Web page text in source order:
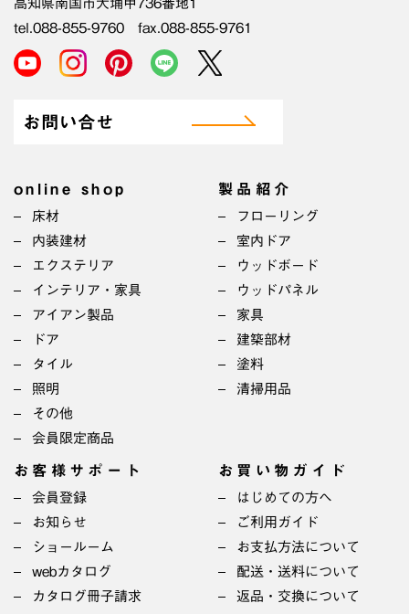
高知県南国市大埇甲736番地1
tel.088-855-9760 fax.088-855-9761
お問い合せ
online shop
床材
内装建材
エクステリア
インテリア・家具
アイアン製品
ドア
タイル
照明
その他
会員限定商品
製品紹介
フローリング
室内ドア
ウッドボード
ウッドパネル
家具
建築部材
塗料
清掃用品
お客様サポート
会員登録
お知らせ
ショールーム
webカタログ
カタログ冊子請求
お買い物ガイド
はじめての方へ
ご利用ガイド
お支払方法について
配送・送料について
返品・交換について